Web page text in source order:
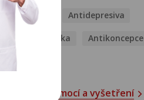
Antibiotika Antidepresiva
Antihistaminika Antikoncepce
Katalog nemocí a vyšetření